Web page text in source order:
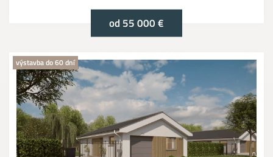
od 55 000 €
výstavba do 60 dní